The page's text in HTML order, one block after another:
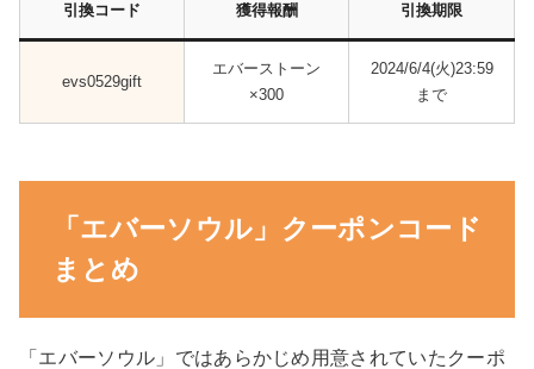
引換コード 獲得報酬 引換期限
evs0529gift
エバーストーン
×300
2024/6/4(火)23:59
まで
「エバーソウル」クーポンコード
まとめ
「エバーソウル」ではあらかじめ用意されていたクーポ